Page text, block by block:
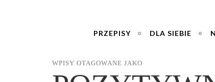
PRZEPISY DLA SIEBIE
WPISY OTAGOWANE JAKO